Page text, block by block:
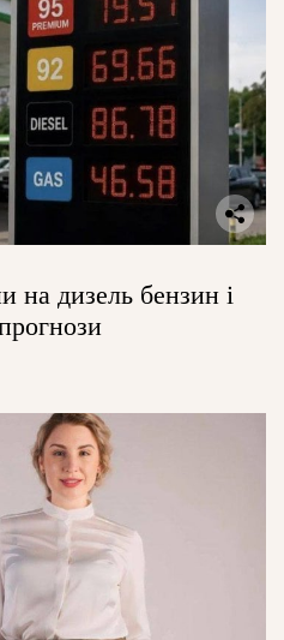
на дизель бензин і